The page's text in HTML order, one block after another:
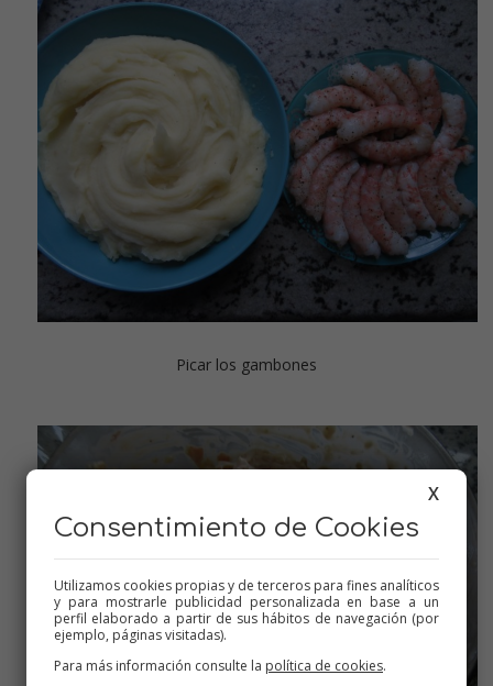
Picar los gambones
X
Consentimiento de Cookies
Utilizamos cookies propias y de terceros para fines analíticos
y para mostrarle publicidad personalizada en base a un
perfil elaborado a partir de sus hábitos de navegación (por
ejemplo, páginas visitadas).
Para más información consulte la política de cookies.